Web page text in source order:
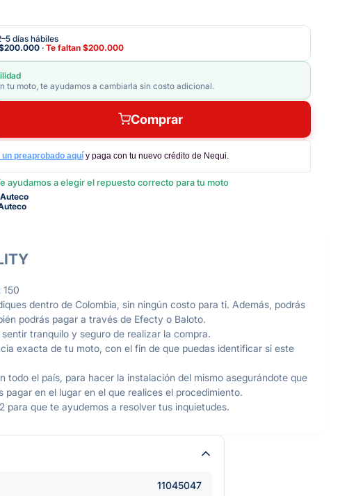
días hábiles
· Te faltan $200.000
tu moto, te ayudamos a cambiarla sin costo adicional.
Comprar
preaprobado aquí y paga con tu nuevo crédito de Nequi.
ayudamos a elegir el repuesto correcto para tu moto
Auteco
150
dentro de Colombia, sin ningún costo para ti. Además, podrás
podrás pagar a través de Efecty o Baloto.
tranquilo y seguro de realizar la compra.
exacta de tu moto, con el fin de que puedas identificar si este
el país, para hacer la instalación del mismo asegurándote que
en el lugar en el que realices el procedimiento.
para que te ayudemos a resolver tus inquietudes.
11045047